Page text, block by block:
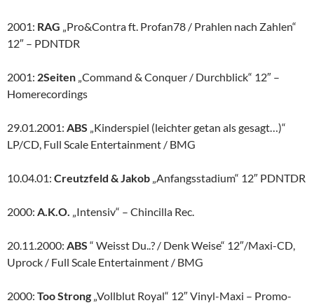
2001: RAG „Pro&Contra ft. Profan78 / Prahlen nach Zahlen“
12″ – PDNTDR
2001: 2Seiten „Command & Conquer / Durchblick“ 12″ –
Homerecordings
29.01.2001: ABS „Kinderspiel (leichter getan als gesagt…)“
LP/CD, Full Scale Entertainment / BMG
10.04.01: Creutzfeld & Jakob „Anfangsstadium“ 12″ PDNTDR
2000: A.K.O. „Intensiv“ – Chincilla Rec.
20.11.2000: ABS “ Weisst Du..? / Denk Weise“ 12″/Maxi-CD,
Uprock / Full Scale Entertainment / BMG
2000: Too Strong „Vollblut Royal“ 12″ Vinyl-Maxi – Promo-